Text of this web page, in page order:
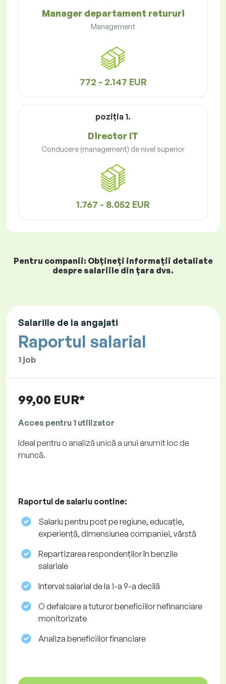
Manager departament retururi
Management
772 - 2.147 EUR
poziţia 1.
Director IT
Conducere (management) de nivel superior
1.767 - 8.052 EUR
Pentru companii: Obțineți informații detaliate
despre salariile din țara dvs.
Salariile de la angajati
Raportul salarial
1 job
99,00 EUR*
Acces pentru 1 utilizator
Ideal pentru o analiză unică a unui anumit loc de
muncă.
Raportul de salariu contine:
Salariu pentru post pe regiune, educație,
experiență, dimensiunea companiei, vârstă
Repartizarea respondenților în benzile
salariale
Interval salarial de la 1-a 9-a decilă
O defalcare a tuturor beneficiilor nefinanciare
monitorizate
Analiza beneficiilor financiare